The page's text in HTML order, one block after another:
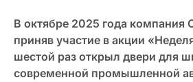
В октябре 2025 года
приняв участие в акции
шестой раз открыл двери для
современной промышленной